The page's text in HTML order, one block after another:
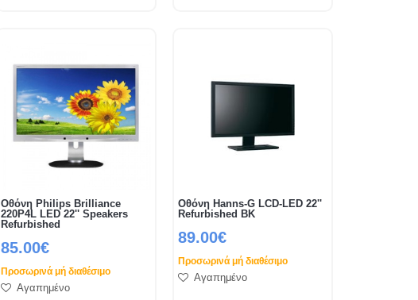
Οθόνη Philips Brilliance
220P4L LED 22'' Speakers
Refurbished
85.00€
Προσωρινά μή διαθέσιμο
Αγαπημένο
Οθόνη Hanns-G LCD-LED 22''
Refurbished BK
89.00€
Προσωρινά μή διαθέσιμο
Αγαπημένο